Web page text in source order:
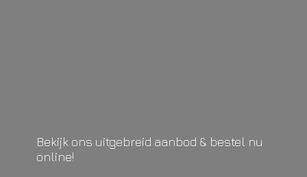
Bekijk ons uitgebreid aanbod & bestel nu
online!